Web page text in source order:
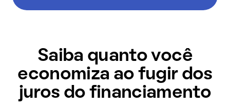
Saiba quanto você
economiza ao fugir dos
juros do financiamento